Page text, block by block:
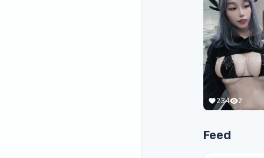
234 2
Feed